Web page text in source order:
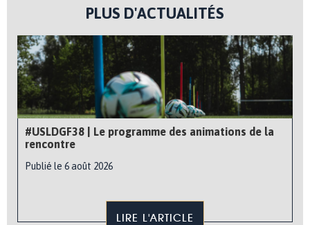
PLUS D'ACTUALITÉS
#USLDGF38 | Le programme des animations de la
rencontre
Publié le 6 août 2026
LIRE L'ARTICLE